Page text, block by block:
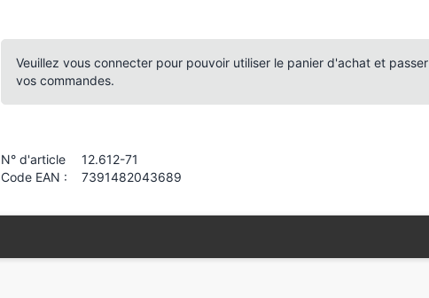
Veuillez vous connecter pour pouvoir utiliser le panier d'achat et passer
vos commandes.
N° d'article
12.612-71
Code EAN :
7391482043689